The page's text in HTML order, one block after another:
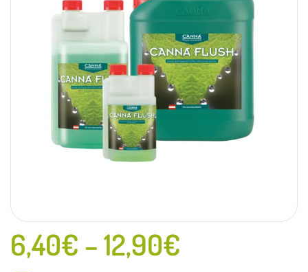
6,40€ –12,90€